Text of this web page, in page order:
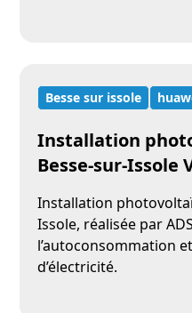
Besse sur issole
Installation
Besse-sur-Issole
Installation
Issole, réalisée par
l’autoconsommation
d’électricité.